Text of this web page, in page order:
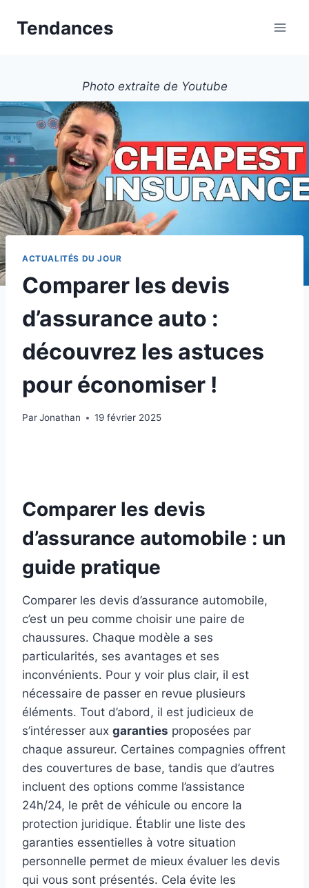
Tendances
Photo extraite de Youtube
ACTUALITÉS DU JOUR
Comparer les devis
d’assurance auto :
découvrez les astuces
pour économiser !
ParJonathan 19 février 2025
Comparer les devis
d’assurance automobile : un
guide pratique
Comparer les devis d’assurance automobile,
c’est un peu comme choisir une paire de
chaussures. Chaque modèle a ses
particularités, ses avantages et ses
inconvénients. Pour y voir plus clair, il est
nécessaire de passer en revue plusieurs
éléments. Tout d’abord, il est judicieux de
s’intéresser aux garanties proposées par
chaque assureur. Certaines compagnies offrent
des couvertures de base, tandis que d’autres
incluent des options comme l’assistance
24h/24, le prêt de véhicule ou encore la
protection juridique. Établir une liste des
garanties essentielles à votre situation
personnelle permet de mieux évaluer les devis
qui vous sont présentés. Cela évite les